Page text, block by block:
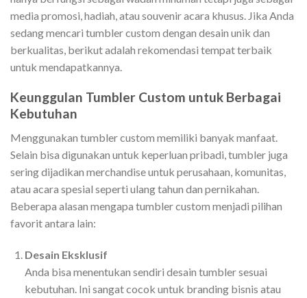
media promosi, hadiah, atau souvenir acara khusus. Jika Anda
sedang mencari tumbler custom dengan desain unik dan
berkualitas, berikut adalah rekomendasi tempat terbaik
untuk mendapatkannya.
Keunggulan Tumbler Custom untuk Berbagai
Kebutuhan
Menggunakan tumbler custom memiliki banyak manfaat.
Selain bisa digunakan untuk keperluan pribadi, tumbler juga
sering dijadikan merchandise untuk perusahaan, komunitas,
atau acara spesial seperti ulang tahun dan pernikahan.
Beberapa alasan mengapa tumbler custom menjadi pilihan
favorit antara lain:
Desain Eksklusif
Anda bisa menentukan sendiri desain tumbler sesuai
kebutuhan. Ini sangat cocok untuk branding bisnis atau